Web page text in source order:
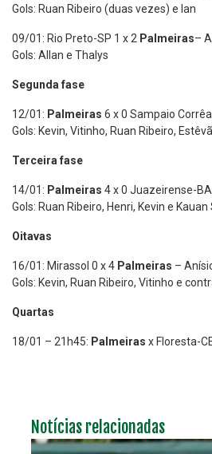
Gols: Ruan Ribeiro (duas vezes) e Ian
09/01: Rio Preto-SP 1 x 2 Palmeiras–
Gols: Allan e Thalys
Segunda fase
12/01: Palmeiras 6 x 0 Sampaio
Gols: Kevin, Vitinho, Ruan Ribeiro,
Terceira fase
14/01: Palmeiras 4 x 0 Juazeirense-
Gols: Ruan Ribeiro, Henri, Kevin e Kauan
Oitavas
16/01: Mirassol 0 x 4 Palmeiras –
Gols: Kevin, Ruan Ribeiro, Vitinho e
Quartas
18/01 – 21h45: Palmeiras x Floresta-
Notícias relacionadas